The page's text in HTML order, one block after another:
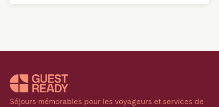
Séjours mémorables pour les voyageurs et services de